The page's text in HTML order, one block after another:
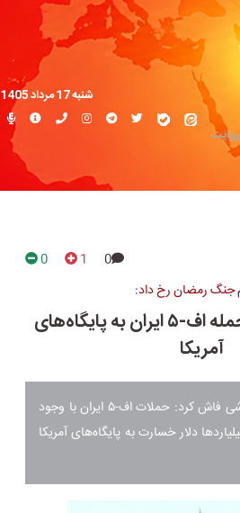
شنبه 17 مرداد 1405
0
1
0
جنگ رمضان رخ داد:
خسارات گسترده حمله اف-۵ ایران به پایگاه‌های
آمریکا
«ان بی سی نیوز» در گزارشی فاش کرد: حملات اف-۵ ایران با وجود
دلار خسارت به پایگاه‌های آمریکا